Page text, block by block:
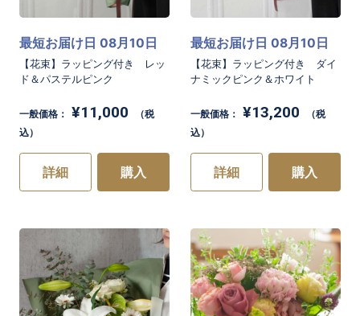
【花束】ラッピング付き レッ
ド＆パステルピンク
最短お届け日 08月10日
一般価格： ¥11,000
（税
込）
詳細 購入
【花束】ラッピング付き ダイ
ナミックピンク＆ホワイト
最短お届け日 08月10日
一般価格： ¥13,200
（税
込）
詳細 購入